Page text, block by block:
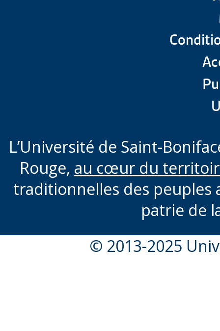
L’Université de Saint-
Rouge, au cœur du
traditionnelles des peuples
patrie de
© 2013-2025